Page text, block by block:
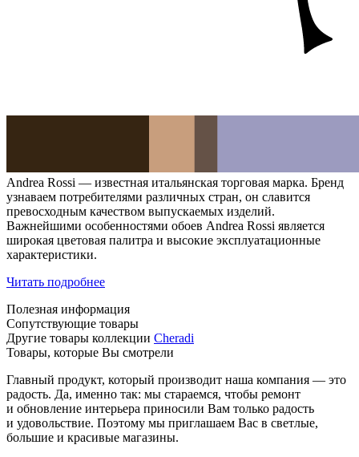
Andrea Rossi — известная итальянская торговая марка. Бренд
узнаваем потребителями различных стран, он славится
превосходным качеством выпускаемых изделий.
Важнейшими особенностями обоев Andrea Rossi является
широкая цветовая палитра и высокие эксплуатационные
характеристики.
Читать подробнее
Полезная информация
Сопутствующие товары
Другие товары коллекции Cheradi
Товары, которые Вы смотрели
Главный продукт, который производит наша компания — это
радость. Да, именно так: мы стараемся, чтобы ремонт
и обновление интерьера приносили Вам только радость
и удовольствие. Поэтому мы приглашаем Вас в светлые,
большие и красивые магазины.